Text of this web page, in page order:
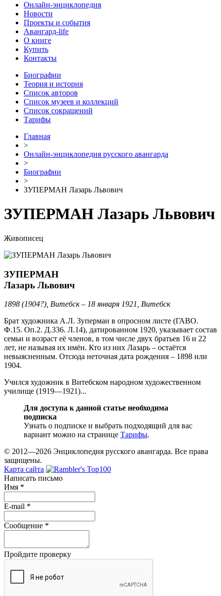
Онлайн-энциклопедия
Новости
Проекты и события
Авангард-life
О книге
Купить
Контакты
Биографии
Теория и история
Список авторов
Список музеев и коллекций
Список сокращений
Тарифы
Главная
>
Онлайн-энциклопедия русского авангарда
>
Биографии
>
ЗУПЕРМАН Лазарь Львович
ЗУПЕРМАН Лазарь Львович
Живописец
ЗУПЕРМАН
Лазарь Львович
1898 (1904?), Витебск – 18 января 1921, Витебск
Брат художника А.Л. Зуперман в опросном листе (ГАВО.
Ф.15. Оп.2. Д.336. Л.14), датированном 1920, указывает состав
семьи и возраст её членов, в том числе двух братьев 16 и 22
лет, не называя их имён. Кто из них Лазарь – остаётся
невыясненным. Отсюда неточная дата рождения – 1898 или
1904.
Учился художник в Витебском народном художественном
училище (1919—1921)...
Для доступа к данной статье необходима
подписка
Узнать о подписке и выбрать подходящий для вас
вариант можно на странице Тарифы.
© 2012—2026 Энциклопедия русского авангарда. Все права
защищены.
Карта сайта
Написать письмо
Имя *
E-mail *
Сообщение *
Пройдите проверку